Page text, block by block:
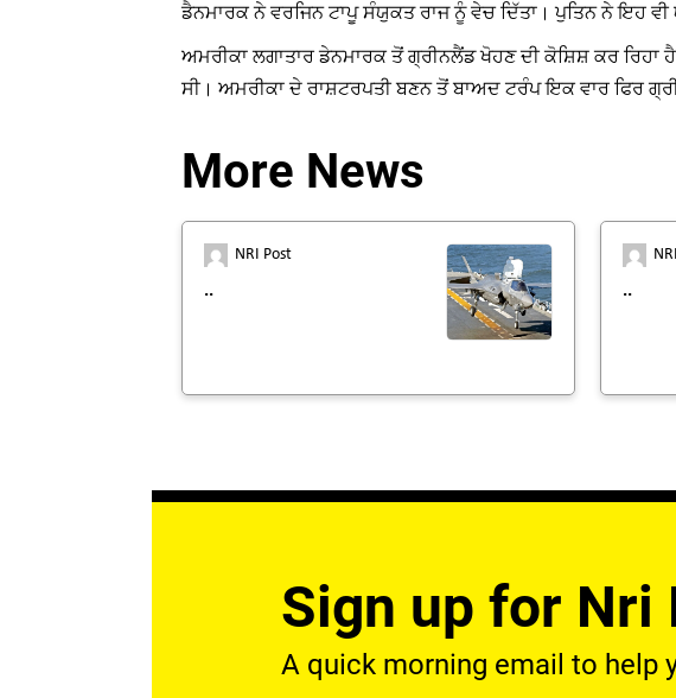
ਡੈਨਮਾਰਕ ਨੇ ਵਰਜਿਨ ਟਾਪੂ ਸੰਯੁਕਤ ਰਾਜ ਨੂੰ ਵੇਚ ਦਿੱਤਾ। ਪੁਤਿਨ ਨੇ ਇਹ
ਅਮਰੀਕਾ ਲਗਾਤਾਰ ਡੇਨਮਾਰਕ ਤੋਂ ਗ੍ਰੀਨਲੈਂਡ ਖੋਹਣ ਦੀ ਕੋਸ਼ਿਸ਼ ਕਰ ਰਿਹਾ
ਸੀ। ਅਮਰੀਕਾ ਦੇ ਰਾਸ਼ਟਰਪਤੀ ਬਣਨ ਤੋਂ ਬਾਅਦ ਟਰੰਪ ਇਕ ਵਾਰ ਫਿਰ
More News
NRI Post
.. ..
Sign up for Nri
A quick morning email to help